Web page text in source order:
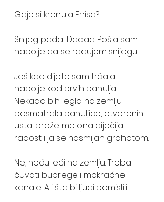
Gdje si krenula Enisa?
Snijeg pada! Daaaa. Pošla sam
napolje da se radujem snijegu!
Još kao dijete sam trčala
napolje kod prvih pahulja.
Nekada bih legla na zemlju i
posmatrala pahuljice, otvorenih
usta.. prože me ona diječija
radost i ja se nasmijah grohotom.
Ne, neću leći na zemlju. Treba
čuvati bubrege i mokraćne
kanale. A i šta bi ljudi pomislili.